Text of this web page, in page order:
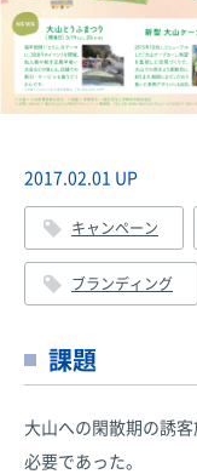
2017.02.01 UP
キャンペーン
ブランディング
課題
大山への閑散期の誘
必要であった。